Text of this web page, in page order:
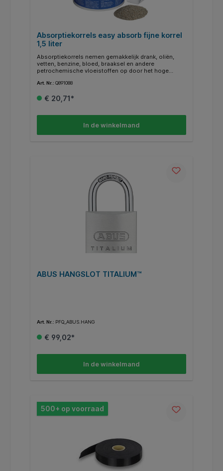
Absorptiekorrels easy absorb fijne korrel
1,5 liter
Absorptiekorrels nemen gemakkelijk drank, oliën,
vetten, benzine, bloed, braaksel en andere
petrochemische vloeistoffen op door het hoge
blijven in een vaste vorm waardoor ze direct een anti
korrels zijn geschikt voor zowel grote als kleine
soorten vloeistoffen en oppervlakken * Ook binnen te
gebruiken.
Art. Nr.: Q891088
€ 20,71*
In de winkelmand
ABUS HANGSLOT TITALIUM™
Art. Nr.: PFQ_ABUS.HANG
€ 99,02*
In de winkelmand
500+ op voorraad